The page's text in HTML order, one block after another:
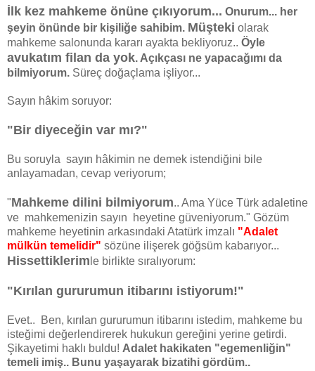
İlk kez mahkeme önüne çıkıyorum... Onurum... her
şeyin önünde bir kişiliğe sahibim. Müşteki olarak
mahkeme salonunda kararı ayakta bekliyoruz.. Öyle
avukatım filan da yok. Açıkçası ne yapacağımı da
bilmiyorum. Süreç doğaçlama işliyor...
Sayın hâkim soruyor:
"Bir diyeceğin var mı?"
Bu soruyla sayın hâkimin ne demek istendiğini bile
anlayamadan, cevap veriyorum;
"Mahkeme dilini bilmiyorum.. Ama Yüce Türk adaletine
ve mahkemenizin sayın heyetine güveniyorum." Gözüm
mahkeme heyetinin arkasındaki Atatürk imzalı "Adalet
mülkün temelidir" sözüne ilişerek göğsüm kabarıyor...
Hissettiklerim le birlikte sıralıyorum:
"Kırılan gururumun itibarını istiyorum!"
Evet.. Ben, kırılan gururumun itibarını istedim, mahkeme bu
isteğimi değerlendirerek hukukun gereğini yerine getirdi.
Şikayetimi haklı buldu! Adalet hakikaten "egemenliğin"
temeli imiş.. Bunu yaşayarak bizatihi gördüm..